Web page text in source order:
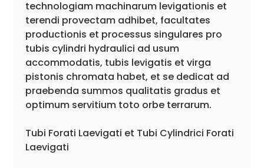
technologiam machinarum levigationis et
terendi provectam adhibet, facultates
productionis et processus singulares pro
tubis cylindri hydraulici ad usum
accommodatis, tubis levigatis et virga
pistonis chromata habet, et se dedicat ad
praebenda summos qualitatis gradus et
optimum servitium toto orbe terrarum.
Tubi Forati Laevigati et Tubi Cylindrici Forati
Laevigati